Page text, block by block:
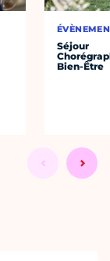
Séjour
Bien-Être